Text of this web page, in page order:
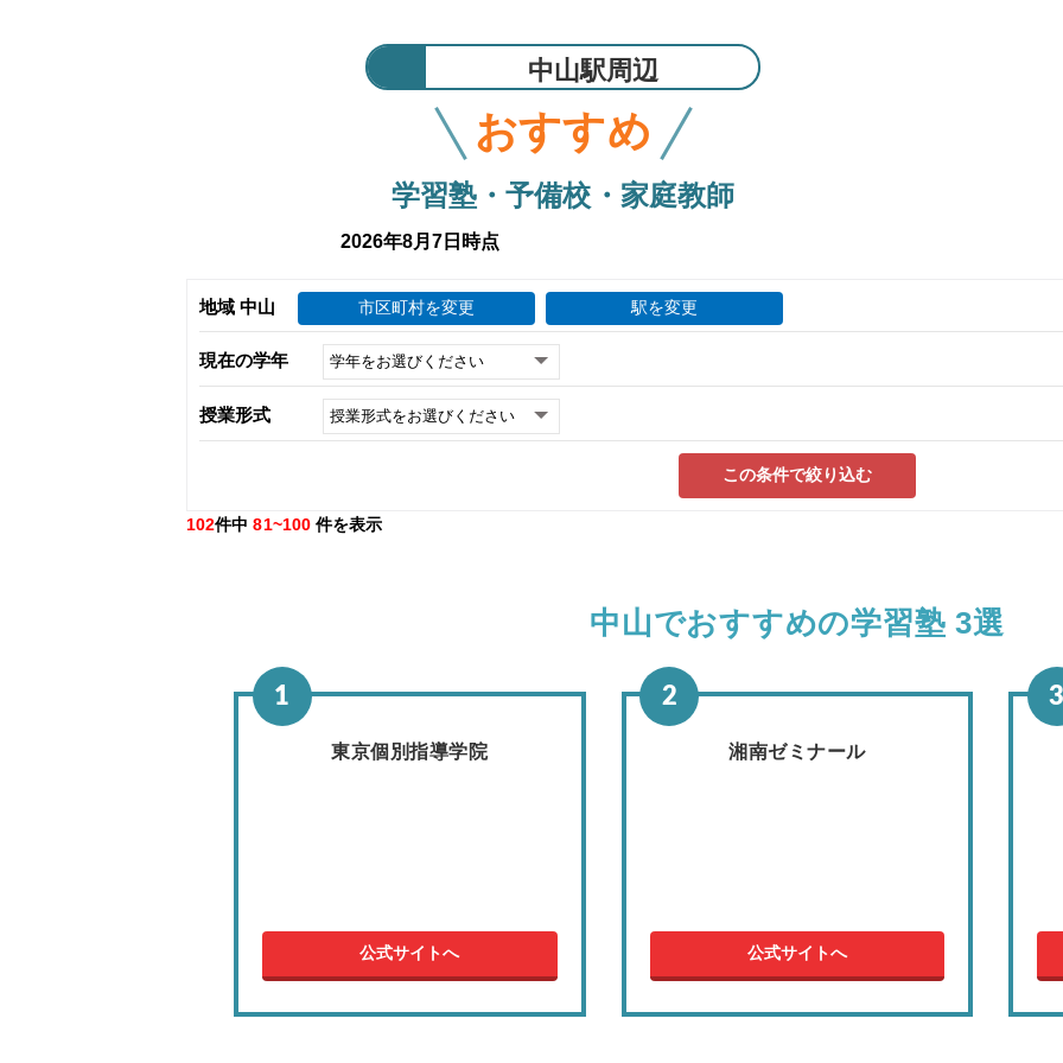
中山駅周辺
おすすめ
学習塾・予備校・家庭教師
2026年8月7日時点
地域 中山 市区町村を変更 駅を変更
現在の学年
授業形式
この条件で絞り込む
102件中81~100 件を表示
中山でおすすめの学習塾 3選
東京個別指導学院
公式サイトへ
湘南ゼミナール
公式サイトへ